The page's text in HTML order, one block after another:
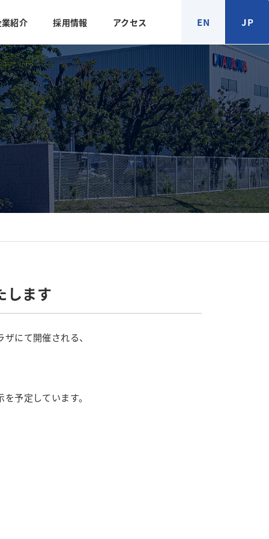
紹介 採用情報 アクセス EN JP
します
にて開催される、
予定しています。